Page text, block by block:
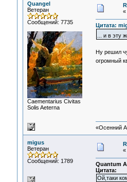
Quangel
Ветеран
Сообщений: 7735
Сaementarius Civitas
Solis Aeterna
«
Цитата:
... и в эту
Ну решил
огромный
«Осенний
migus
Ветеран
Сообщений: 1789
«
Quantum
Цитата:
Ой,таки